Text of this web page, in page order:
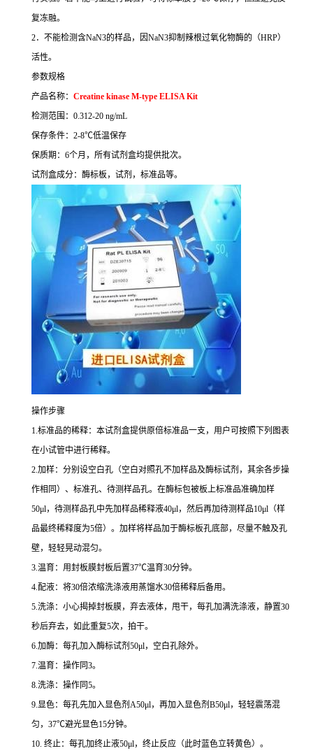
复冻融。
2．不能检测含NaN3的样品，因NaN3抑制辣根过氧化物酶的（HRP）
活性。
参数规格
产品名称： Creatine kinase M-type ELISA Kit
检测范围： 0.312-20 ng/mL
保存条件： 2-8℃低温保存
保质期： 6个月，所有试剂盒均提供批次。
试剂盒成分：酶标板，试剂，标准品等。
操作步骤
1.标准品的稀释：本试剂盒提供原倍标准品一支，用户可按照下列图表
在小试管中进行稀释。
2.加样：分别设空白孔（空白对照孔不加样品及酶标试剂，其余各步操
作相同）、标准孔、待测样品孔。在酶标包被板上标准品准确加样
50μl，待测样品孔中先加样品稀释液40μl，然后再加待测样品10μl （样
品最终稀释度为5倍）。加样将样品加于酶标板孔底部，尽量不触及孔
壁，轻轻晃动混匀。
3.温育：用封板膜封板后置37℃温育30分钟。
4.配液：将30倍浓缩洗涤液用蒸馏水30倍稀释后备用。
5.洗涤：小心揭掉封板膜，弃去液体，甩干，每孔加满洗涤液，静置30
秒后弃去，如此重复5次，拍干。
6.加酶：每孔加入酶标试剂 50μl，空白孔除外。
7.温育：操作同 3。
8.洗涤：操作同 5。
9.显色：每孔先加入显色剂 A50μl，再加入显色剂 B50μl，轻轻震荡混
匀， 37℃避光显色15分钟。
10. 终止：每孔加终止液50μl，终止反应（此时蓝色立转黄色）。